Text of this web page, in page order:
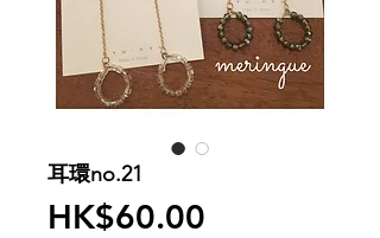
耳環no.21
HK$60.00